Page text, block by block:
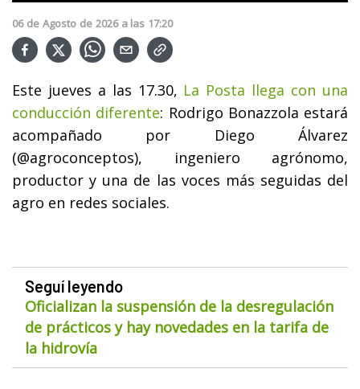
06 de Agosto de 2026 a las 17:20
Este jueves a las 17.30, La Posta llega con una
conducción diferente: Rodrigo Bonazzola estará
acompañado por Diego Álvarez
(@agroconceptos), ingeniero agrónomo,
productor y una de las voces más seguidas del
agro en redes sociales.
Seguí leyendo
Oficializan la suspensión de la desregulación
de prácticos y hay novedades en la tarifa de
la hidrovía